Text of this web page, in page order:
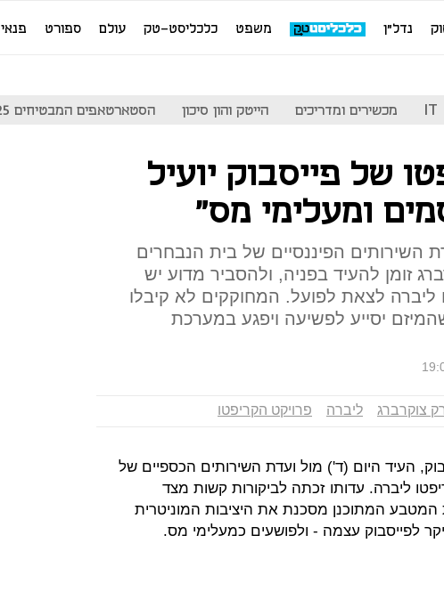
נדל"ן משפט כלכליסט-טק עולם ספורט פנאי
IT מכשירים ומדריכים הייטק והון סיכון הסטארטאפים המבטיחים 25
של פייסבוק יועיל
ומעלימי מס"
השירותים הפיננסיים של בית הנבחרים
זומן להעיד בפניה, ולהסביר מדוע יש
לצאת לפועל. המחוקקים לא קיבלו
יסייע לפשיעה ויפגע במערכת
צוקרברג ליברה פרויקט הקריפטו
העיד היום (ד') מול ועדת השירותים הכספיים של
ליברה. עדותו זכתה לביקורות קשות מצד
המטבע המתוכנן מסכנת את היציבות המוניטרית
לפייסבוק עצמה - ולפושעים כמעלימי מס.